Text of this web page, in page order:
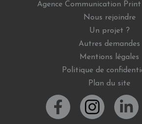
Agence Communication
Nous rejoindre
Un projet ?
Autres demandes
Mentions légales
Politique de
Plan du site